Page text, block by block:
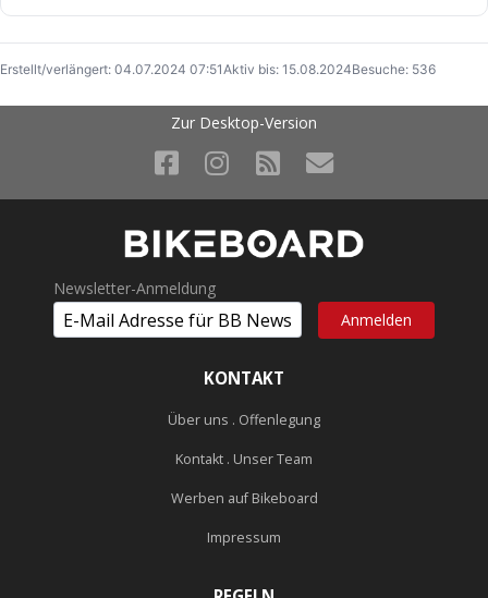
Erstellt/verlängert: 04.07.2024 07:51Aktiv bis: 15.08.2024Besuche: 536
Zur Desktop-Version
Newsletter-Anmeldung
KONTAKT
Über uns . Offenlegung
Kontakt . Unser Team
Werben auf Bikeboard
Impressum